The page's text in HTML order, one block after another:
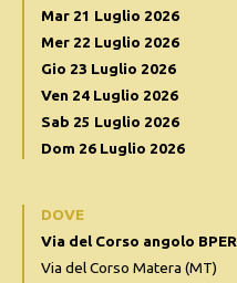
Mar 21 Luglio 2026
Mer 22 Luglio 2026
Gio 23 Luglio 2026
Ven 24 Luglio 2026
Sab 25 Luglio 2026
Dom 26 Luglio 2026
DOVE
Via del Corso angolo BPER
Via del Corso Matera (MT)